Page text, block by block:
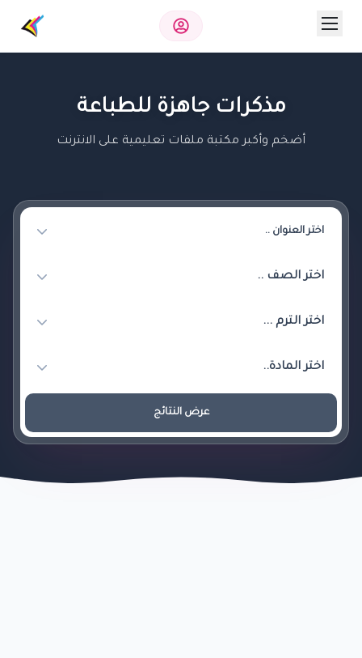
مذكرات جاهزة للطباعة
أضخم وأكبر مكتبة ملفات تعليمية على الانترنت
عرض النتائج